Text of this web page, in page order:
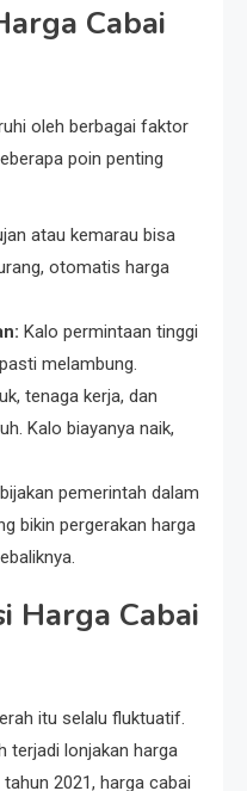
Cabai
oleh berbagai faktor
poin penting
atau kemarau bisa
otomatis harga
Kalo permintaan tinggi
melambung.
tenaga kerja, dan
Kalo biayanya naik,
pemerintah dalam
bikin pergerakan harga
Harga Cabai
itu selalu fluktuatif.
terjadi lonjakan harga
2021, harga cabai